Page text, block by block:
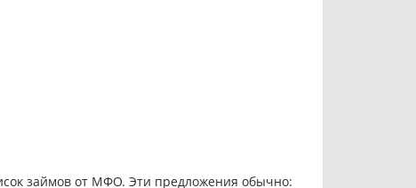
займов от МФО. Эти предложения обычно: